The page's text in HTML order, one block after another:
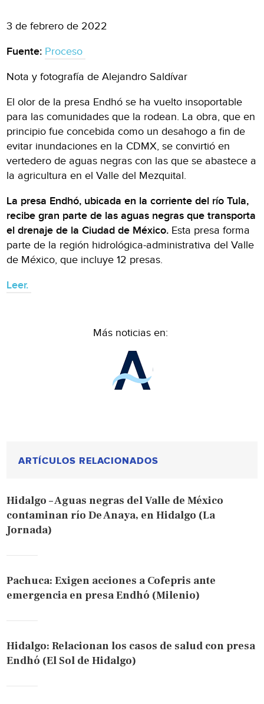
3 de febrero de 2022
Fuente: Proceso
Nota y fotografía de Alejandro Saldívar
El olor de la presa Endhó se ha vuelto insoportable
para las comunidades que la rodean. La obra, que en
principio fue concebida como un desahogo a fin de
evitar inundaciones en la CDMX, se convirtió en
vertedero de aguas negras con las que se abastece a
la agricultura en el Valle del Mezquital.
La presa Endhó, ubicada en la corriente del río Tula,
recibe gran parte de las aguas negras que transporta
el drenaje de la Ciudad de México. Esta presa forma
parte de la región hidrológica-administrativa del Valle
de México, que incluye 12 presas.
Leer.
Más noticias en:
ARTÍCULOS RELACIONADOS
Hidalgo – Aguas negras del Valle de México
contaminan río De Anaya, en Hidalgo (La
Jornada)
Pachuca: Exigen acciones a Cofepris ante
emergencia en presa Endhó (Milenio)
Hidalgo: Relacionan los casos de salud con presa
Endhó (El Sol de Hidalgo)